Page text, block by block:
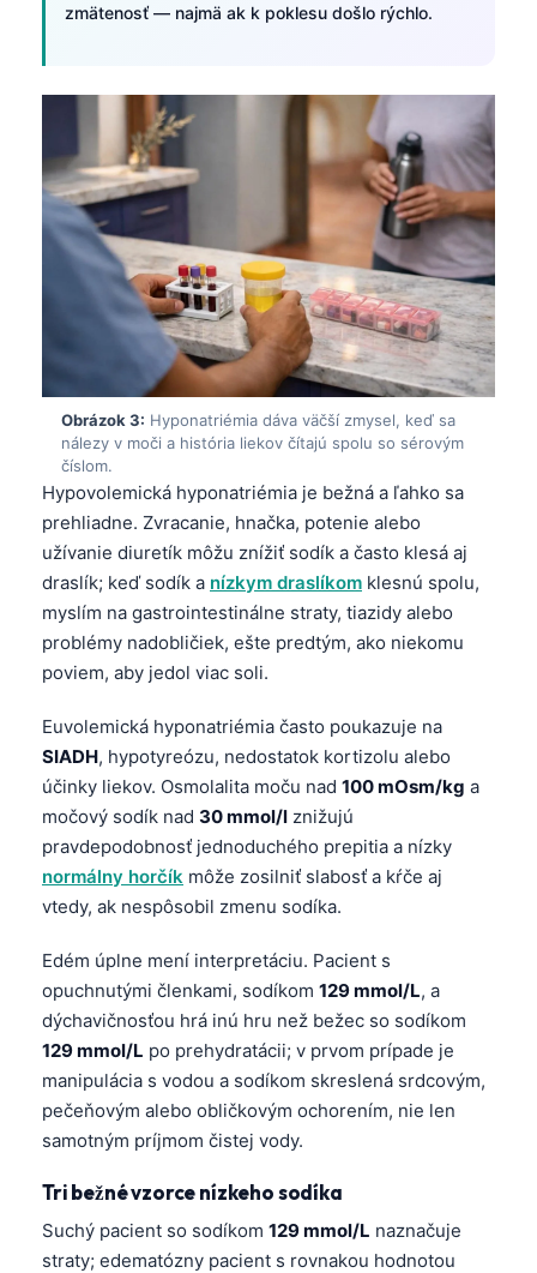
zmätenosť — najmä ak k poklesu došlo rýchlo.
Obrázok 3: Hyponatriémia dáva väčší zmysel, keď sa
nálezy v moči a história liekov čítajú spolu so sérovým
číslom.
Hypovolemická hyponatriémia je bežná a ľahko sa
prehliadne. Zvracanie, hnačka, potenie alebo
užívanie diuretík môžu znížiť sodík a často klesá aj
draslík; keď sodík a nízkym draslíkom klesnú spolu,
myslím na gastrointestinálne straty, tiazidy alebo
problémy nadobličiek, ešte predtým, ako niekomu
poviem, aby jedol viac soli.
Euvolemická hyponatriémia často poukazuje na
SIADH, hypotyreózu, nedostatok kortizolu alebo
účinky liekov. Osmolalita moču nad 100 mOsm/kg a
močový sodík nad 30 mmol/l znižujú
pravdepodobnosť jednoduchého prepitia a nízky
normálny horčík môže zosilniť slabosť a kŕče aj
vtedy, ak nespôsobil zmenu sodíka.
Edém úplne mení interpretáciu. Pacient s
opuchnutými členkami, sodíkom 129 mmol/L, a
dýchavičnosťou hrá inú hru než bežec so sodíkom
129 mmol/L po prehydratácii; v prvom prípade je
manipulácia s vodou a sodíkom skreslená srdcovým,
pečeňovým alebo obličkovým ochorením, nie len
samotným príjmom čistej vody.
Tri bežné vzorce nízkeho sodíka
Suchý pacient so sodíkom 129 mmol/L naznačuje
straty; edematózny pacient s rovnakou hodnotou